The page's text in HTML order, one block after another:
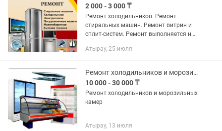
2 000 - 3 000 ₸
Ремонт холодильников. Ремонт
стиральных машин. Ремонт витрин и
сплит-систем. Ремонт выполняется на
ремонта бытовой техники, более 11
Атырау, 25 июля
Ремонт холодильников и морозильников
10 000 - 30 000 ₸
Ремонт холодильников и морозильных
камер
Атырау, 13 июля